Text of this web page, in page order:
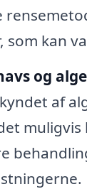
som kan
og
af